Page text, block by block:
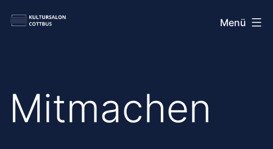
Inhalt
Kultursalon
Menü
Mitmachen